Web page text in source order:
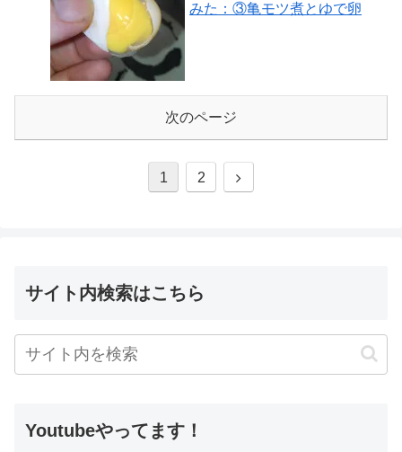
みた：③亀モツ煮とゆで卵
次のページ
1 2
サイト内検索はこちら
Youtubeやってます！